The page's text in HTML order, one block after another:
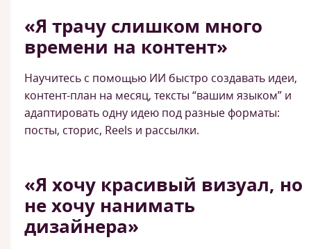
«Я трачу слишком много
времени на контент»
Научитесь с помощью ИИ быстро создавать идеи,
контент-план на месяц, тексты “вашим языком” и
адаптировать одну идею под разные форматы:
посты, сторис, Reels и рассылки.
«Я хочу красивый визуал, но
не хочу нанимать
дизайнера»